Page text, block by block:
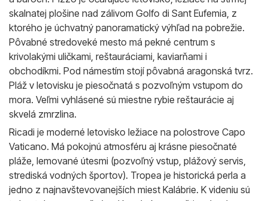
skalnatej plošine nad zálivom Golfo di Sant Eufemia, z
ktorého je úchvatný panoramatický výhľad na pobrežie.
Pôvabné stredoveké mesto má pekné centrum s
krivolakými uličkami, reštauráciami, kaviarňami i
obchodíkmi. Pod námestím stojí pôvabná aragonská tvrz.
Pláž v letovisku je piesočnatá s pozvoľným vstupom do
mora. Veľmi vyhlásené sú miestne rybie reštaurácie aj
skvelá zmrzlina.
Ricadi je moderné letovisko ležiace na polostrove Capo
Vaticano. Má pokojnú atmosféru aj krásne piesočnaté
pláže, lemované útesmi (pozvoľný vstup, plážový servis,
strediská vodných športov). Tropea je historická perla a
jedno z najnavštevovanejších miest Kalábrie. K videniu sú